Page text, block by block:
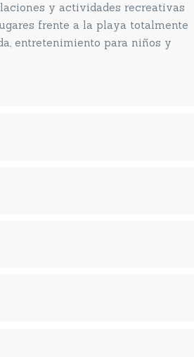
y actividades recreativas
frente a la playa totalmente
entretenimiento para niños y